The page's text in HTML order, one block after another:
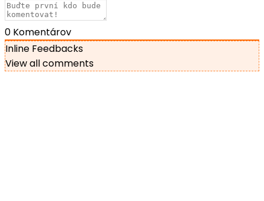
0 Komentárov
Inline Feedbacks
View all comments